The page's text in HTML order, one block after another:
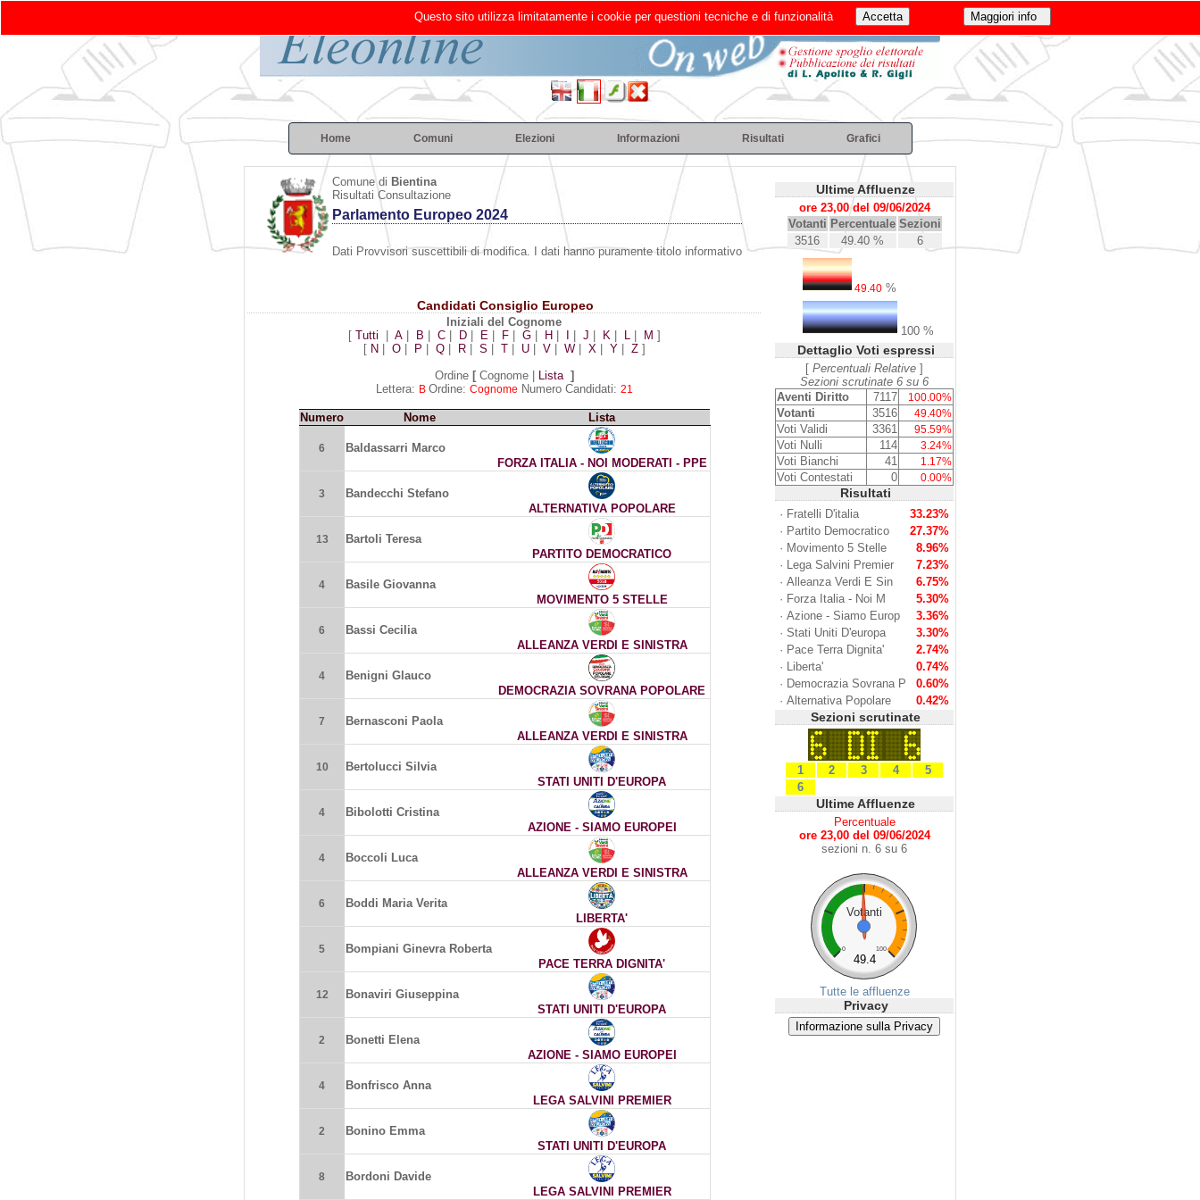
Home Comuni Elezioni Informazioni Risultati Grafici
Comune di Bientina
Risultati Consultazione
Parlamento Europeo 2024
Dati Provvisori suscettibili di modifica. I dati hanno puramente titolo informativo
Candidati Consiglio Europeo
Iniziali del Cognome
[ Tutti A| B C| D| E| F| G| H J K| L| M ]
[ N O| P Q| R| S T| U| V| W| X| Y| Z]
Ordine [Cognome | Lista ]
Lettera: B Ordine: Cognome Numero Candidati: 21
Numero Nome Lista
6
Baldassarri Marco
FORZA ITALIA - NOI MODERATI - PPE
3
Bandecchi Stefano
ALTERNATIVA POPOLARE
13
Bartoli Teresa
PARTITO DEMOCRATICO
4
Basile Giovanna
MOVIMENTO 5 STELLE
6
Bassi Cecilia
ALLEANZA VERDI E SINISTRA
4
Benigni Glauco
DEMOCRAZIA SOVRANA POPOLARE
7
Bernasconi Paola
ALLEANZA VERDI E SINISTRA
10
Bertolucci Silvia
STATI UNITI D'EUROPA
4
Bibolotti Cristina
AZIONE - SIAMO EUROPEI
4
Boccoli Luca
ALLEANZA VERDI E SINISTRA
6
Boddi Maria Verita
LIBERTA'
5
Bompiani Ginevra Roberta
PACE TERRA DIGNITA'
12
Bonaviri Giuseppina
STATI UNITI D'EUROPA
2
Bonetti Elena
AZIONE - SIAMO EUROPEI
4
Bonfrisco Anna
LEGA SALVINI PREMIER
2
Bonino Emma
STATI UNITI D'EUROPA
8
Bordoni Davide
LEGA SALVINI PREMIER
Ultime Affluenze
ore 23,00 del 09/06/2024
Votanti Percentuale Sezioni
3516
49.40 % 6
49.40%
100 %
Dettaglio Voti espressi
[ Percentuali Relative ]
Sezioni scrutinate 6 su 6
Aventi Diritto
7117 100.00%
Votanti 3516 49.40%
Voti Validi 3361 95.59%
Voti Nulli 114 3.24%
Voti Bianchi 41 1.17%
Voti Contestati 0 0.00%
Risultati
· Fratelli D'italia
33.23%
· Partito Democratico
27.37%
· Movimento 5 Stelle
8.96%
· Lega Salvini Premier
7.23%
· Alleanza Verdi E Sin
6.75%
· Forza Italia - Noi M
5.30%
· Azione - Siamo Europ
3.36%
· Stati Uniti D'europa
3.30%
· Pace Terra Dignita'
2.74%
· Liberta'
0.74%
· Democrazia Sovrana P
0.60%
· Alternativa Popolare 0.42%
Sezioni scrutinate
1 2 3 4
5
6
Ultime Affluenze
Percentuale
ore 23,00 del 09/06/2024
sezioni n. 6 su 6
Votanti
0 100
49.4
Tutte le affluenze
Questo sito utilizza limitatamente i cookie per questioni tecniche e di funzionalità
Privacy